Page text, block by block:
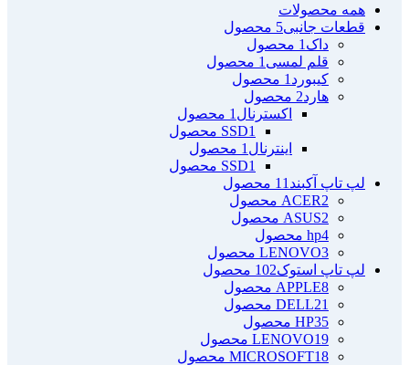
همه محصولات
قطعات جانبی5 محصول
داک 1 محصول
قلم لمسی 1 محصول
کیبورد 1 محصول
هارد2 محصول
اکسترنال 1 محصول
SSD1 محصول
اینترنال 1 محصول
SSD1 محصول
لپ تاپ آکبند 11 محصول
ACER2 محصول
ASUS2 محصول
hp4 محصول
LENOVO3 محصول
لپ تاپ استوک102 محصول
APPLE8 محصول
DELL21 محصول
HP35 محصول
LENOVO19 محصول
MICROSOFT18 محصول